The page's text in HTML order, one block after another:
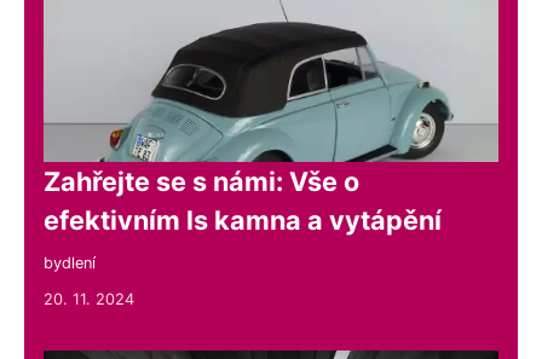
Zahřejte se s námi: Vše o
efektivním ls kamna a vytápění
bydlení
20. 11. 2024